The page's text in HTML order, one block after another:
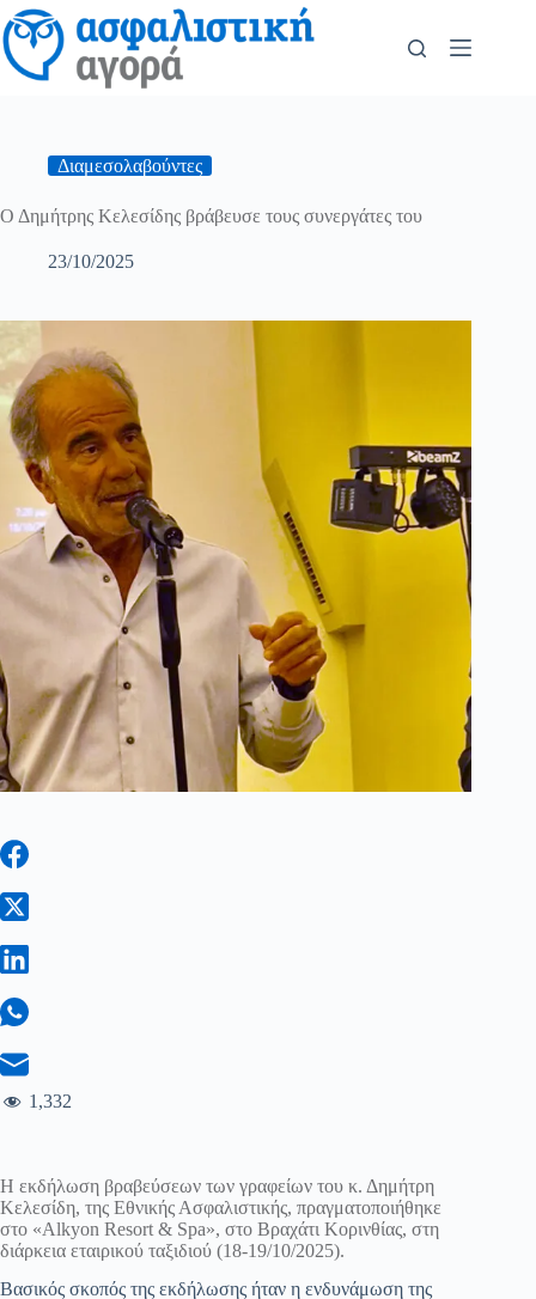
Διαμεσολαβούντες
Ο Δημήτρης Κελεσίδης βράβευσε τους συνεργάτες του
23/10/2025
1,332
Η εκδήλωση βραβεύσεων των γραφείων του κ. Δημήτρη
Κελεσίδη, της Εθνικής Ασφαλιστικής, πραγματοποιήθηκε
στο «Alkyon Resort & Spa», στο Βραχάτι Κορινθίας, στη
διάρκεια εταιρικού ταξιδιού (18-19/10/2025).
Βασικός σκοπός της εκδήλωσης ήταν η ενδυνάμωση της